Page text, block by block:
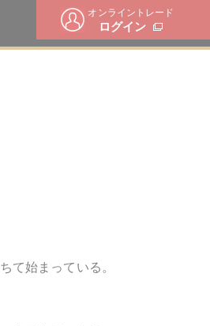
オンライントレード
ログイン
て始まっている。